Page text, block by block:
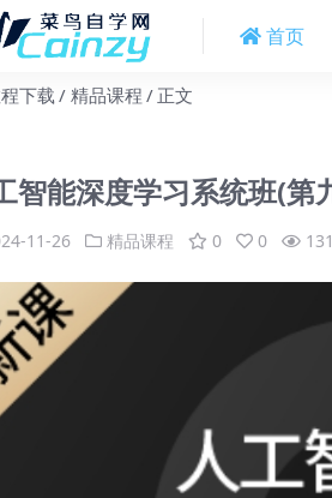
首页
下载 精品课程 正文
智能深度学习系统班(
11-26 精品课程 0 0 131